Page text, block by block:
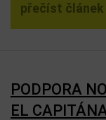
přečíst článek
PODPORA
EL